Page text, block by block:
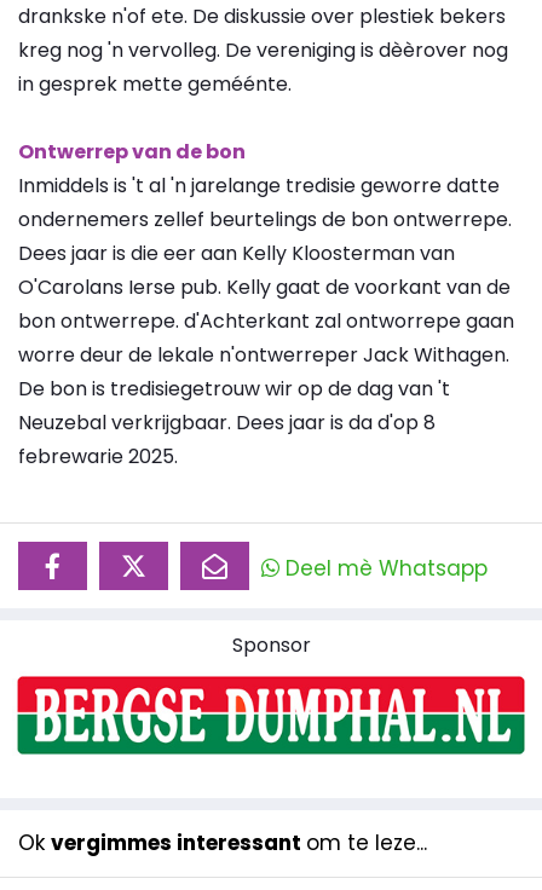
drankske n'of ete. De diskussie over plestiek bekers
kreg nog 'n vervolleg. De vereniging is dèèrover nog
in gesprek mette geméénte.
Ontwerrep van de bon
Inmiddels is 't al 'n jarelange tredisie geworre datte
ondernemers zellef beurtelings de bon ontwerrepe.
Dees jaar is die eer aan Kelly Kloosterman van
O'Carolans Ierse pub. Kelly gaat de voorkant van de
bon ontwerrepe. d'Achterkant zal ontworrepe gaan
worre deur de lekale n'ontwerreper Jack Withagen.
De bon is tredisiegetrouw wir op de dag van 't
Neuzebal verkrijgbaar. Dees jaar is da d'op 8
febrewarie 2025.
Deel mè Whatsapp
Sponsor
Ok vergimmes interessant om te leze...